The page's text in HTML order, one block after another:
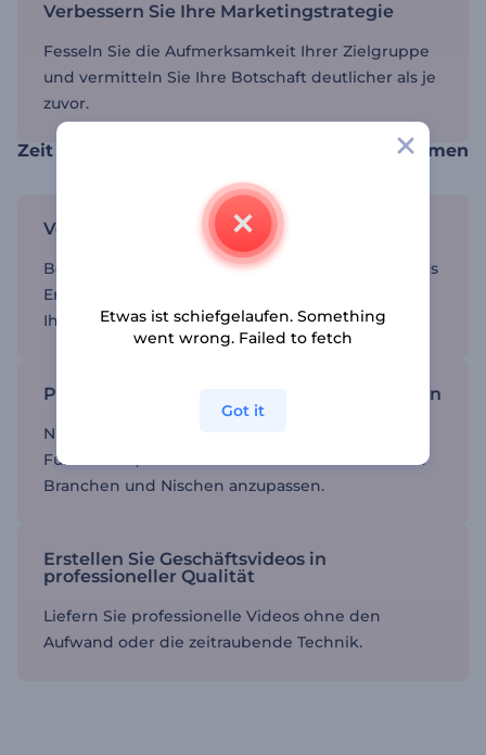
Verbessern Sie Ihre Marketingstrategie
Fesseln Sie die Aufmerksamkeit Ihrer Zielgruppe
und vermitteln Sie Ihre Botschaft deutlicher als je
zuvor.
Zeit sparen mit Video-Vorlagen für Unternehmen
Verbessern Sie die Markenkohärenz
Behalten Sie ein einheitliches und professionelles
Erscheinungsbild für alle Ihre Video-Inhalte, um
Ihre Markenidentität zu stärken.
Passen Sie den Inhalt an Ihre Bedürfnisse an
Nutzen Sie unsere intuitiven Tools und
Funktionen, um Ihre Inhalte an eine Vielzahl von
Branchen und Nischen anzupassen.
Erstellen Sie Geschäftsvideos in
professioneller Qualität
Liefern Sie professionelle Videos ohne den
Aufwand oder die zeitraubende Technik.
Etwas ist schiefgelaufen. Something
went wrong. Failed to fetch
Got it